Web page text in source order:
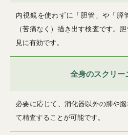
内視鏡を使わずに「胆管」や「膵
（苦痛なく）描き出す検査です。
見に有効です。
全身のスクリー
必要に応じて、消化器以外の肺や
て精査することが可能です。